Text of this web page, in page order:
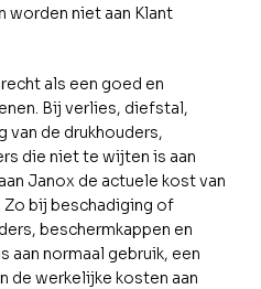
worden niet aan Klant
als een goed en
Bij verlies, diefstal,
de drukhouders,
die niet te wijten is aan
Janox de actuele kost van
Zo bij beschadiging of
beschermkappen en
normaal gebruik, een
de werkelijke kosten aan